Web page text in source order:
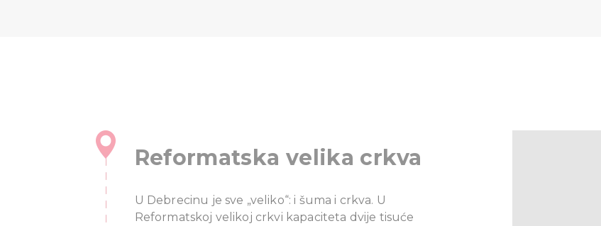
Reformatska velika crkva
U Debrecinu je sve „veliko“: i šuma i crkva. U
Reformatskoj velikoj crkvi kapaciteta dvije tisuće